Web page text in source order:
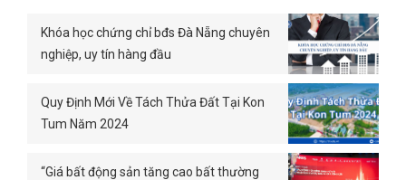
Khóa học chứng chỉ bđs Đà Nẵng chuyên
nghiệp, uy tín hàng đầu
Quy Định Mới Về Tách Thửa Đất Tại Kon
Tum Năm 2024
“Giá bất động sản tăng cao bất thường